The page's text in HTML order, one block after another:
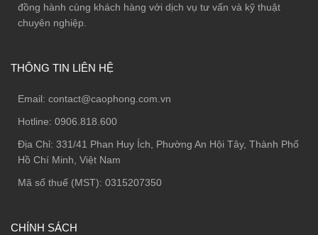
đồng hành cùng khách hàng với dịch vụ tư vấn và kỹ thuật
chuyên nghiệp.
THÔNG TIN LIÊN HỆ
Email: contact@caophong.com.vn
Hotline: 0906.818.600
Địa Chỉ: 331/41 Phan Huy Ích, Phường An Hội Tây, Thành Phố
Hồ Chí Minh, Việt Nam
Mã số thuế (MST): 0315207350
CHÍNH SÁCH